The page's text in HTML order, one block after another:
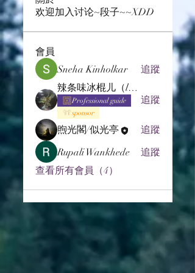
欢迎加入讨论~段子~~XDD
會員
Sneha Kinholkar
追蹤
辣条味冰棍儿（lof别玩了要氪金的）
Professional guide
sponsor
追蹤
煦光閣/似光亭
追蹤
Rupali Wankhede
追蹤
查看所有會員（4）